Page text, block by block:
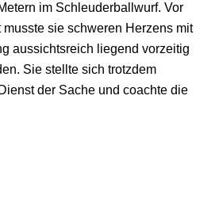
im Schleuderballwurf. Vor
sie schweren Herzens mit
aussichtsreich liegend vorzeitig
Sie stellte sich trotzdem
der Sache und coachte die